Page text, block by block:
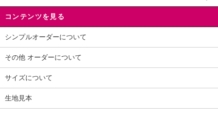
コンテンツを見る
シンプルオーダーについて
その他 オーダーについて
サイズについて
生地見本